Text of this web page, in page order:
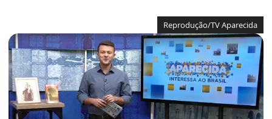
Reprodução/TV Aparecida